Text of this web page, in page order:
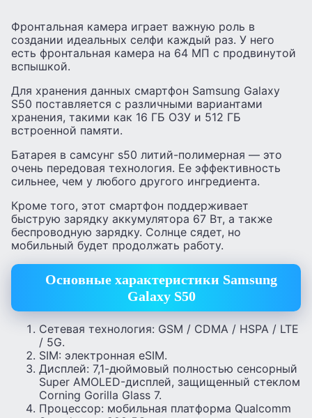
Фронтальная камера играет важную роль в
создании идеальных селфи каждый раз. У него
есть фронтальная камера на 64 МП с продвинутой
вспышкой.
Для хранения данных смартфон Samsung Galaxy
S50 поставляется с различными вариантами
хранения, такими как 16 ГБ ОЗУ и 512 ГБ
встроенной памяти.
Батарея в самсунг s50 литий-полимерная — это
очень передовая технология. Ее эффективность
сильнее, чем у любого другого ингредиента.
Кроме того, этот смартфон поддерживает
быструю зарядку аккумулятора 67 Вт, а также
беспроводную зарядку. Солнце сядет, но
мобильный будет продолжать работу.
Основные характеристики Samsung
Galaxy S50
Сетевая технология: GSM / CDMA / HSPA / LTE
/ 5G.
SIM: электронная eSIM.
Дисплей: 7,1-дюймовый полностью сенсорный
Super AMOLED-дисплей, защищенный стеклом
Corning Gorilla Glass 7.
Процессор: мобильная платформа Qualcomm